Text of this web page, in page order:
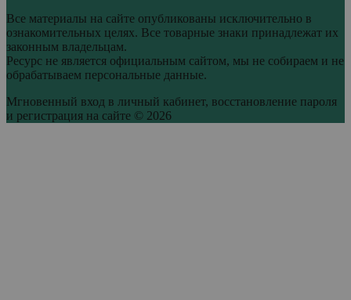
Все материалы на сайте опубликованы исключительно в
ознакомительных целях. Все товарные знаки принадлежат их
законным владельцам.
Ресурс не является официальным сайтом, мы не собираем и не
обрабатываем персональные данные.
Мгновенный вход в личный кабинет, восстановление пароля
и регистрация на сайте © 2026